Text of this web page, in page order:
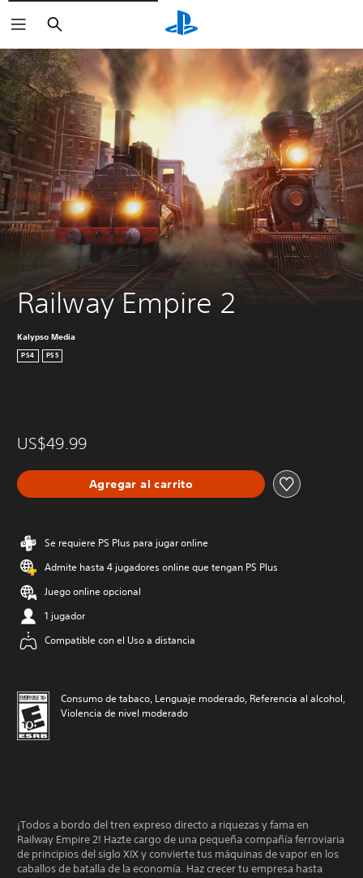
Buscar
Railway Empire 2
Kalypso Media
PS4 PS5
US$49.99
Agregar al carrito
Se requiere PS Plus para jugar online
Admite hasta 4 jugadores online que tengan PS Plus
Juego online opcional
1 jugador
Compatible con el Uso a distancia
Consumo de tabaco, Lenguaje moderado, Referencia al alcohol,
Violencia de nivel moderado
¡Todos a bordo del tren expreso directo a riquezas y fama en
Railway Empire 2! Hazte cargo de una pequeña compañía ferroviaria
de principios del siglo XIX y convierte tus máquinas de vapor en los
caballos de batalla de la economía. Haz crecer tu empresa hasta